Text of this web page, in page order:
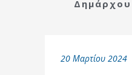
Δημάρχου
20 Μαρτίου 2024